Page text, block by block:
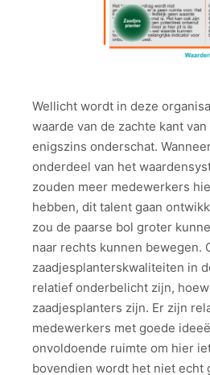
Wellicht wordt in deze
waarde van de zachte kant
enigszins onderschat.
onderdeel van het
zouden meer medewerkers
hebben, dit talent gaan
zou de paarse bol groter
naar rechts kunnen bewegen.
zaadjesplanterskwaliteiten in
relatief onderbelicht zijn,
zaadjesplanters zijn. Er zijn
medewerkers met goede
onvoldoende ruimte om hier
bovendien wordt het niet echt